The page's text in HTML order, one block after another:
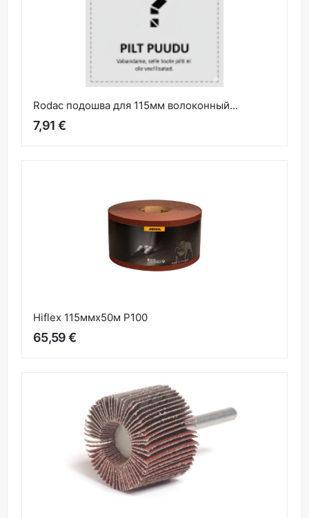
Rodac подошва для 115мм волоконный...
7,91 €
Hiflex 115ммx50м P100
65,59 €